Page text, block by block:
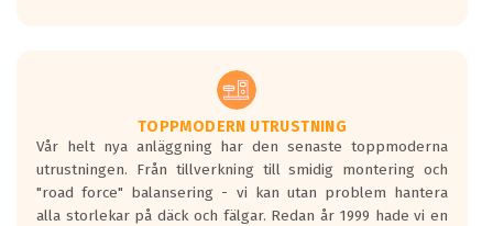
TOPPMODERN UTRUSTNING
Vår helt nya anläggning har den senaste toppmoderna
utrustningen. Från tillverkning till smidig montering och
"road force" balansering - vi kan utan problem hantera
alla storlekar på däck och fälgar. Redan år 1999 hade vi en